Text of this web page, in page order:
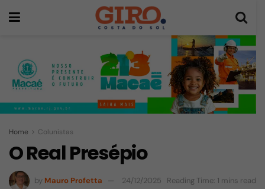
Home Colunistas
O Real Presépio
by Mauro Profetta 24/12/2025 Reading Time: 1 mins read